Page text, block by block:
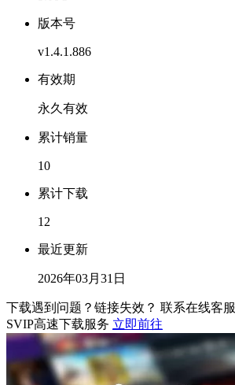
版本号
v1.4.1.886
有效期
永久有效
累计销量
10
累计下载
12
最近更新
2026年03月31日
下载遇到问题？链接失效？ 联系在线客服
SVIP高速下载服务 立即前往